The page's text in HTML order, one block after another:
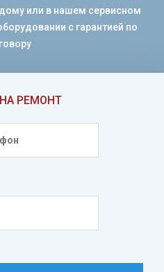
РЕМОНТ
или в нашем сервисном
с гарантией по